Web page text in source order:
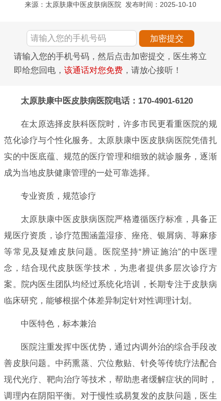
来源：太原肤康中医皮肤病医院 发布时间：2025-10-10
请输入您的手机号码，然后点击加密提交，医生将立
即给您回电， 该通话对您免费 ，请放心接听！
太原肤康中医皮肤病医院电话：170-4901-6120
在太原选择皮肤科医院时，许多市民更看重医院的规
范化诊疗与个性化服务。太原肤康中医皮肤病医院凭借扎
实的中医底蕴、规范的医疗管理和细致的就诊服务，逐渐
成为当地皮肤健康管理的一处可靠选择。
专业资质，规范诊疗
太原肤康中医皮肤病医院严格遵循医疗标准，具备正
规医疗资质，诊疗范围涵盖湿疹、痤疮、银屑病、荨麻疹
等常见及疑难皮肤问题。医院坚持“辨证施治”的中医理
念，结合现代皮肤医学技术，为患者提供多层次诊疗方
案。院内医生团队均经过系统化培训，长期专注于皮肤病
临床研究，能够根据个体差异制定针对性调理计划。
中医特色，标本兼治
医院注重发挥中医优势，通过内调外治的综合手段改
善皮肤问题。中药熏蒸、穴位敷贴、针灸等传统疗法配合
现代光疗、靶向治疗等技术，帮助患者缓解症状的同时，
调理内在阴阳平衡。对于慢性或易复发的皮肤问题，医生